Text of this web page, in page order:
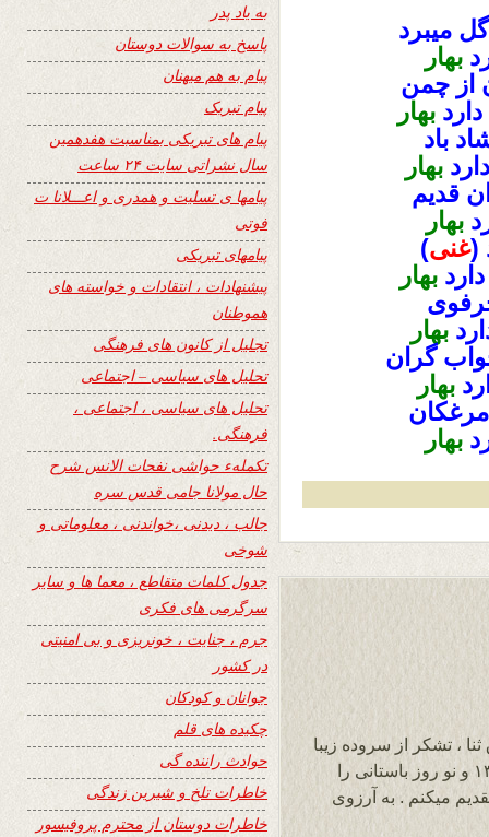
میبرد
بهار
از چمن
بهار
باد
بهار
قدیم
بهار
(غنی)
بهار
بهار
گران
بهار
بهار
، تشکر از سروده زیبا
و مملو از احساس تان. سال نو خورشیدی ۱۳۹۹ و نو روز باستانی را
میکنم . به آرزوی
به یاد پدر
پاسخ به سوالات دوستان
پیام به هم میهنان
پیام تبریک
پیام های تبریکی بمناسبت هفدهمین
سال نشراتی سایت ۲۴ ساعت
پیامها ی تسلیت و همدری و اعـــلانا ت
فوتی
پیامهای تبریکی
پیشنهادات ، انتقادات و خواسته های
هموطنان
تجلیل از کانون های فرهنگی
تحلیل های سیاسی – اجتماعی
تحلیل های سیاسی ، اجتماعی ،
فرهنگی.
تکملهء حواشی نفحات الانس شرح
حال مولانا جامی قدس سره
جالب ، دیدنی ،خواندنی ، معلوماتی و
شوخی
جدول کلمات متقاطع ، معما ها و سایر
سرگرمی های فکری
جرم ، جنایت ، خونریزی و بی امنیتی
در کشور
جوانان و کودکان
چکیده های قلم
حوادث راننده گی
خاطرات تلخ و شیرین زندگی
خاطرات دوستان از محترم پروفیسور